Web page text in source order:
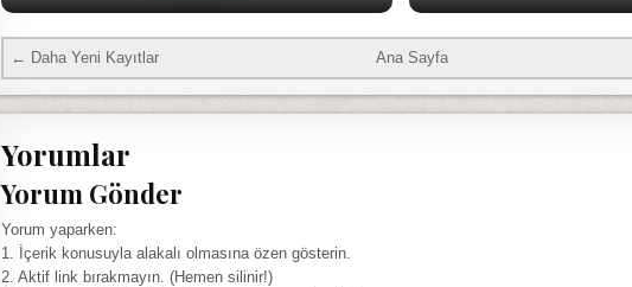
← Daha Yeni Kayıtlar Ana Sayfa
Yorumlar
Yorum Gönder
Yorum yaparken:
1. İçerik konusuyla alakalı olmasına özen gösterin.
2. Aktif link bırakmayın. (Hemen silinir!)